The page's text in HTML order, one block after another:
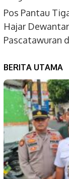
Pos Pantau
Hajar
Pascatawuran
BERITA UTAMA